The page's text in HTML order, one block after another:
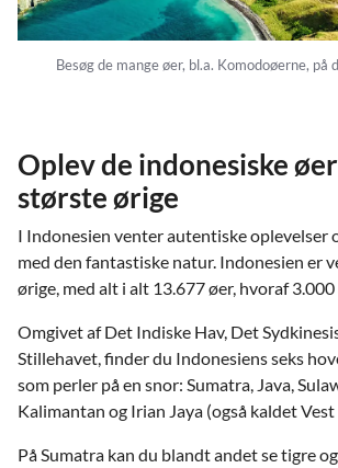
Besøg de mange øer, bl.a. Komodoøerne, på
Oplev de indonesiske
største ørige
I Indonesien venter autentiske
med den fantastiske natur. Indonesien er
ørige, med alt i alt 13.677 øer, hvoraf
Omgivet af Det Indiske Hav, Det
Stillehavet, finder du Indonesiens seks
som perler på en snor: Sumatra, Java,
Kalimantan og Irian Jaya (også kaldet Vest
På Sumatra kan du blandt andet se tigre